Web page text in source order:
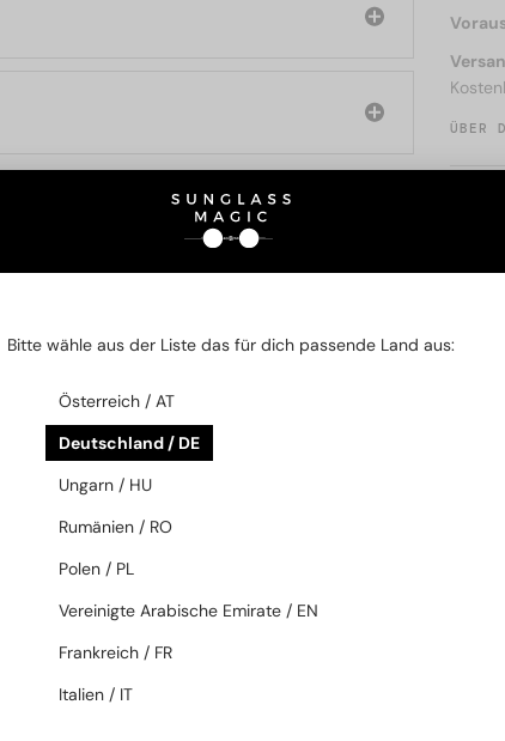
ÜBER
AUCH
Sonnenbrillen
Dior —
Bitte wähle aus der Liste das für dich passende Land aus:
Österreich / AT
Deutschland / DE
Ungarn / HU
Rumänien / RO
Polen / PL
Vereinigte Arabische Emirate / EN
Frankreich / FR
Italien / IT